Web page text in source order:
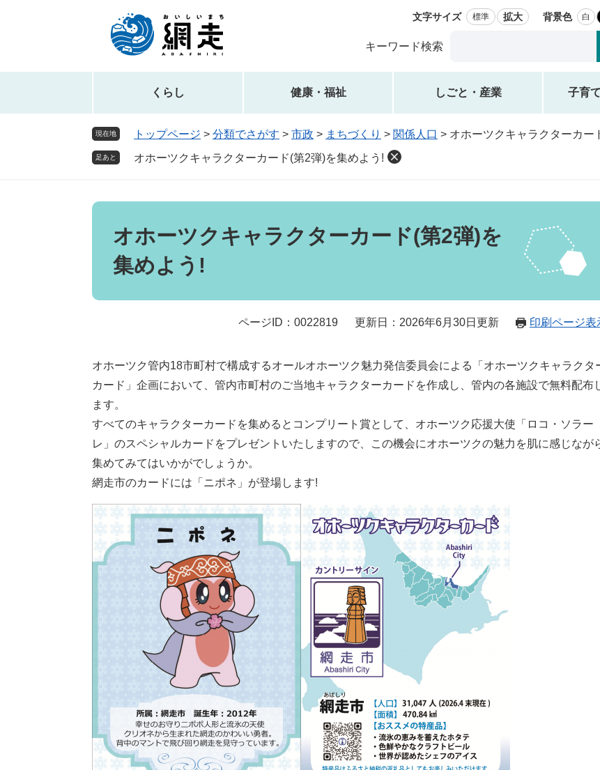
先
を
文字サイズ 標準 拡大 背景色 白
キーワード検索
ス
タ
索
くらし 健康・福祉 しごと・産業 子育
現在地 トップページ > 分類でさがす > 市政 > まちづくり > 関係人口 > オホーツクキャラクターカー
足あと オホーツクキャラクターカード(第2弾)を集めよう!
本
オホーツクキャラクターカード(第2弾)を
集めよう!
ページID：0022819 更新日：2026年6月30日更新 印刷ページ表
オホーツク管内18市町村で構成するオールオホーツク魅力発信委員会による「オホーツクキャラクタ
カード」企画において、管内市町村のご当地キャラクターカードを作成し、管内の各施設で無料配布
ます。
すべてのキャラクターカードを集めるとコンプリート賞として、オホーツク応援大使「ロコ・ソラー
レ」のスペシャルカードをプレゼントいたしますので、この機会にオホーツクの魅力を肌に感じなが
集めてみてはいかがでしょうか。
網走市のカードには「ニポネ」が登場します!